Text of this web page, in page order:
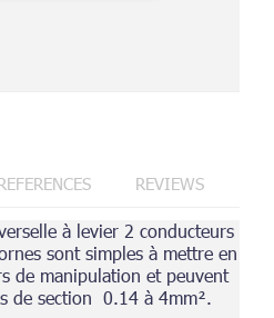
REVIEWS
à levier 2 conducteurs
sont simples à mettre en
de manipulation et peuvent
de section 0.14 à 4mm².